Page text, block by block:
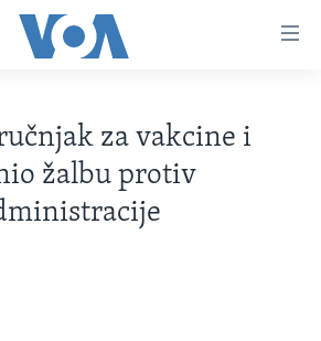
za vakcine i
žalbu protiv